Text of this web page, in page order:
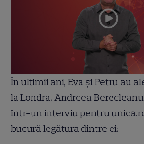
În ultimii ani, Eva și Petru au
la Londra. Andreea
într-un interviu pentru
bucură legătura dintre ei: